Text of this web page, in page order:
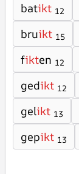
batikt 12
bruikt 15
fikten 12
gedikt 12
gelikt 13
gepikt 13